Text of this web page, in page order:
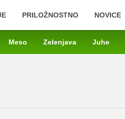
PRILOŽNOSTNO NOVICE
Meso Zelenjava Juhe